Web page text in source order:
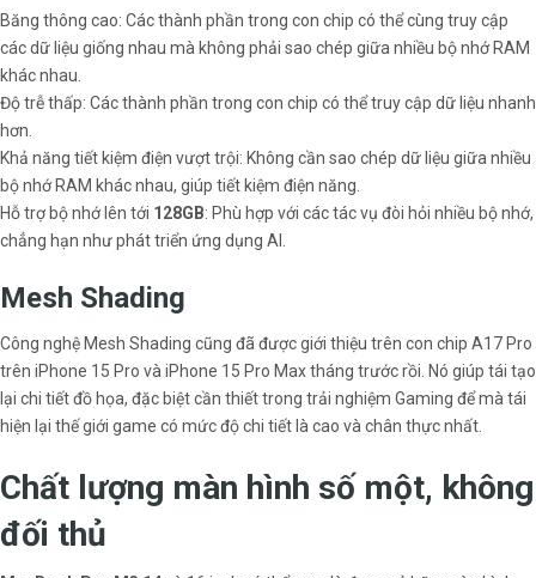
Băng thông cao: Các thành phần trong con chip có thể cùng truy cập
các dữ liệu giống nhau mà không phải sao chép giữa nhiều bộ nhớ RAM
khác nhau.
Độ trễ thấp: Các thành phần trong con chip có thể truy cập dữ liệu nhanh
hơn.
Khả năng tiết kiệm điện vượt trội: Không cần sao chép dữ liệu giữa nhiều
bộ nhớ RAM khác nhau, giúp tiết kiệm điện năng.
Hỗ trợ bộ nhớ lên tới 128GB: Phù hợp với các tác vụ đòi hỏi nhiều bộ nhớ,
chẳng hạn như phát triển ứng dụng AI.
Mesh Shading
Công nghệ Mesh Shading cũng đã được giới thiệu trên con chip A17 Pro
trên iPhone 15 Pro và iPhone 15 Pro Max tháng trước rồi. Nó giúp tái tạo
lại chi tiết đồ họa, đặc biệt cần thiết trong trải nghiệm Gaming để mà tái
hiện lại thế giới game có mức độ chi tiết là cao và chân thực nhất.
Chất lượng màn hình số một, không
đối thủ